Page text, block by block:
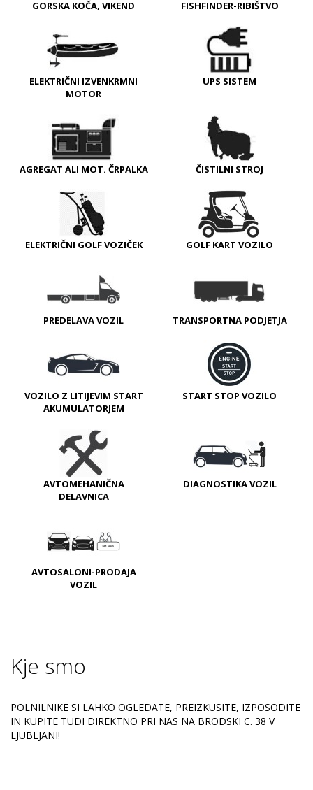
GORSKA KOČA, VIKEND FISHFINDER-RIBIŠTVO
ELEKTRIČNI IZVENKRMNI
MOTOR
UPS SISTEM
AGREGAT ALI MOT. ČRPALKA ČISTILNI STROJ
ELEKTRIČNI GOLF VOZIČEK GOLF KART VOZILO
PREDELAVA VOZIL TRANSPORTNA PODJETJA
VOZILO Z LITIJEVIM START
AKUMULATORJEM
START STOP VOZILO
AVTOMEHANIČNA
DELAVNICA
DIAGNOSTIKA VOZIL
AVTOSALONI-PRODAJA
VOZIL
Kje smo
POLNILNIKE SI LAHKO OGLEDATE, PREIZKUSITE, IZPOSODITE
IN KUPITE TUDI DIREKTNO PRI NAS NA BRODSKI C. 38 V
LJUBLJANI!